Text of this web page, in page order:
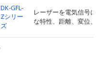
DK-GFL-
Zシリー
ズ
レーザーを電気信号に
な特性、距離、変位、